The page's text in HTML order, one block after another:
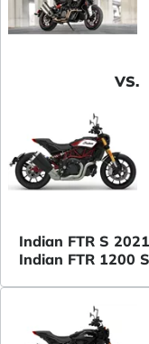
VS.
Indian FTR S
Indian FTR 1200